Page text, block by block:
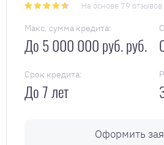
На основе 79 отзывов
Макс. сумма кредита:
До 5 000 000 руб. руб.
Срок кредита:
До 7 лет
Оформить